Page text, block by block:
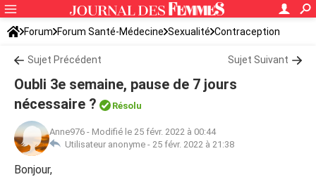
Forum Forum Santé-Médecine Sexualité Contraception
Sujet Précédent Sujet Suivant
Oubli 3e semaine, pause de 7 jours
nécessaire ?
Résolu
Anne976 - Modifié le 25 févr. 2022 à 00:44
Utilisateur anonyme - 25 févr. 2022 à 21:38
Bonjour,